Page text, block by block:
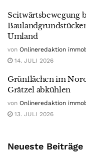
Seitwärtsbewegung
Umland
von Onlineredaktion
14. JULI 2026
Grünflächen im
Grätzel abkühlen
von Onlineredaktion
13. JULI 2026
Neueste Beiträge